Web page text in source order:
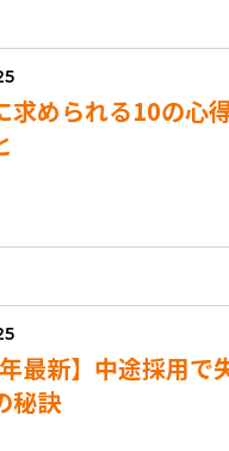
求められる10の心
最新】中途採用で
秘訣